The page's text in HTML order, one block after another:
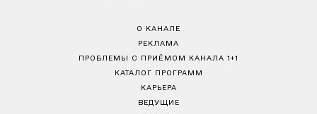
О КАНАЛЕ
РЕКЛАМА
ПРОБЛЕМЫ С ПРИЁМОМ КАНАЛА 1+1
КАТАЛОГ ПРОГРАММ
КАРЬЕРА
ВЕДУЩИЕ